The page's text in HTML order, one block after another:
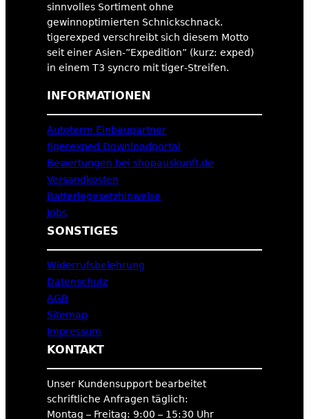
sinnvolles Sortiment ohne
gewinnoptimierten Schnickschnack.
tigerexped verschreibt sich diesem Motto
seit einer Asien-”Expedition” (kurz: exped)
in einem T3 syncro mit tiger-Streifen.
INFORMATIONEN
Autoterm Einbaupartner
tigerexped Downloadportal
Bewertungen bei shopauskunft.de
Versandkosten
Batteriegesetzhinweise
Jobs
SONSTIGES
Widerrufsbelehrung
Datenschutz
AGB
Sitemap
Impressum
KONTAKT
Unser Kundensupport bearbeitet
schriftliche Anfragen täglich:
Montag – Freitag: 9:00 – 15:30 Uhr